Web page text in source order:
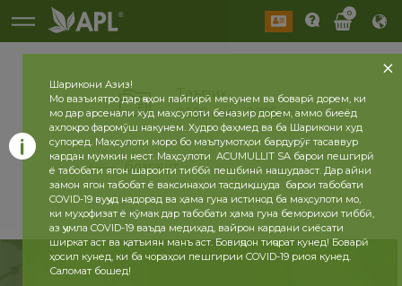
0
Таърих
2026 сол 2025 сол
бозгашт
Шарикони Азиз!
Мо вазъиятро дар ҷаҳон пайгирӣ мекунем ва боварӣ дорем, ки
мо дар арсенали худ маҳсулоти беназир дорем, аммо биеёд
ахлоқро фаромӯш накунем. Худро фаҳмед ва ба Шарикони худ
супоред. Маҳсулоти моро бо маълумотҳои бардурӯғ тасаввур
кардан мумкин нест. Маҳсулоти ACUMULLIT SA барои пешгирӣ
ё табобати ягон шароити тиббӣ пешбинӣ нашудааст. Дар айни
замон ягон табобат ё ваксинаҳои тасдиқшуда барои табобати
COVID-19 вуҷуд надорад ва ҳама гуна истинод ба маҳсулоти мо,
ки муҳофизат ё кӯмак дар табобати ҳама гуна бемориҳои тиббӣ,
аз ҷумла COVID-19 ваъда медиҳад, вайрон кардани сиёсати
ширкат аст ва қатъиян манъ аст. Бовиҷдон тиҷорат кунед! Боварӣ
ҳосил кунед, ки ба чораҳои пешгирии COVID-19 риоя кунед.
Саломат бошед!